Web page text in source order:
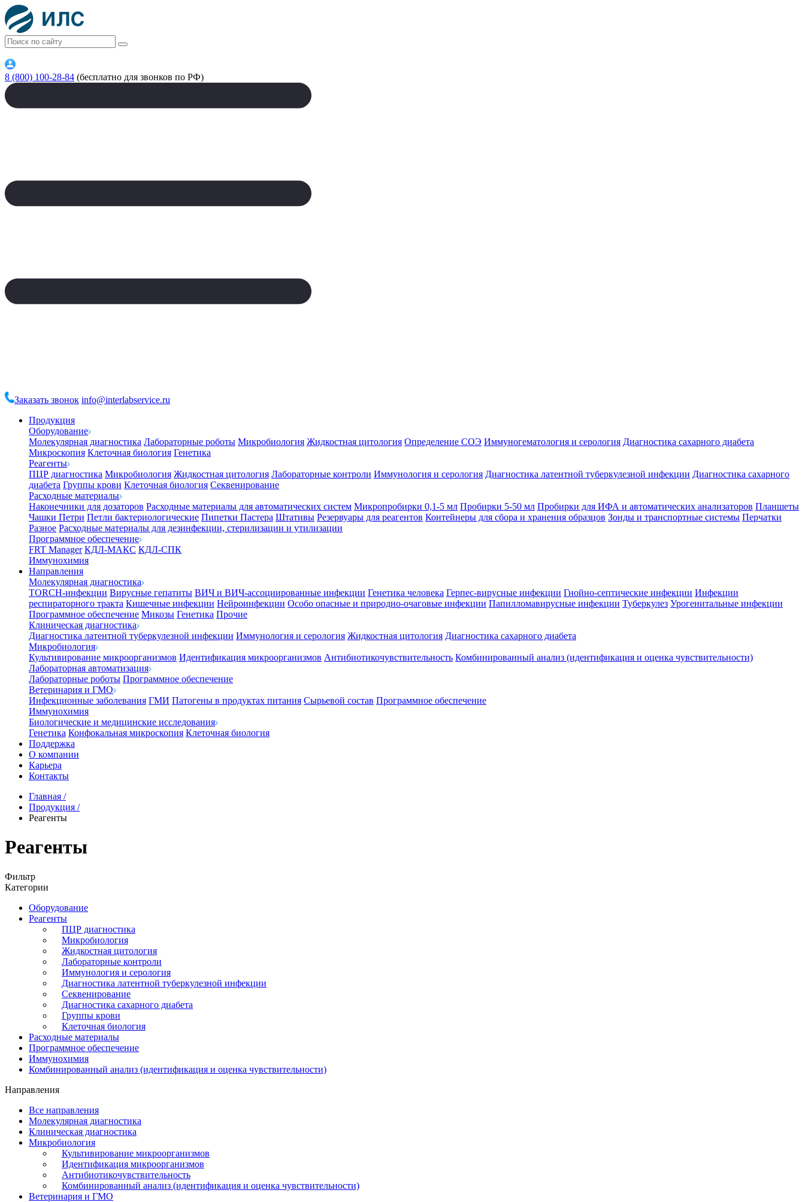
8 (800) 100-28-84 (бесплатно для звонков по РФ)
Заказать звонок info@interlabservice.ru
Продукция
Оборудование
Молекулярная диагностика Лабораторные роботы Микробиология Жидкостная цитология Определение СОЭ Иммуногематология и серология Диагностика сахарного диабета
Микроскопия Клеточная биология Генетика
Реагенты
ПЦР диагностика Микробиология Жидкостная цитология Лабораторные контроли Иммунология и серология Диагностика латентной туберкулезной инфекции Диагностика сахарного
диабета Группы крови Клеточная биология Секвенирование
Расходные материалы
Наконечники для дозаторов Расходные материалы для автоматических систем Микропробирки 0,1-5 мл Пробирки 5-50 мл Пробирки для ИФА и автоматических анализаторов Планшеты
Чашки Петри Петли бактериологические Пипетки Пастера Штативы Резервуары для реагентов Контейнеры для сбора и хранения образцов Зонды и транспортные системы Перчатки
Разное Расходные материалы для дезинфекции, стерилизации и утилизации
Программное обеспечение
FRT Manager КДЛ-МАКС КДЛ-СПК
Иммунохимия
Направления
Молекулярная диагностика
TORCH-инфекции Вирусные гепатиты ВИЧ и ВИЧ-ассоциированные инфекции Генетика человека Герпес-вирусные инфекции Гнойно-септические инфекции Инфекции
респираторного тракта Кишечные инфекции Нейроинфекции Особо опасные и природно-очаговые инфекции Папилломавирусные инфекции Туберкулез Урогенитальные инфекции
Программное обеспечение Микозы Генетика Прочие
Клиническая диагностика
Диагностика латентной туберкулезной инфекции Иммунология и серология Жидкостная цитология Диагностика сахарного диабета
Микробиология
Культивирование микроорганизмов Идентификация микроорганизмов Антибиотикочувствительность Комбинированный анализ (идентификация и оценка чувствительности)
Лабораторная автоматизация
Лабораторные роботы Программное обеспечение
Ветеринария и ГМО
Инфекционные заболевания ГМИ Патогены в продуктах питания Сырьевой состав Программное обеспечение
Иммунохимия
Биологические и медицинские исследования
Генетика Конфокальная микроскопия Клеточная биология
Поддержка
О компании
Карьера
Контакты
Главная /
Продукция /
Реагенты
Реагенты
Фильтр
Категории
Оборудование
Реагенты
ПЦР диагностика
Микробиология
Жидкостная цитология
Лабораторные контроли
Иммунология и серология
Диагностика латентной туберкулезной инфекции
Секвенирование
Диагностика сахарного диабета
Группы крови
Клеточная биология
Расходные материалы
Программное обеспечение
Иммунохимия
Комбинированный анализ (идентификация и оценка чувствительности)
Направления
Все направления
Молекулярная диагностика
Клиническая диагностика
Микробиология
Культивирование микроорганизмов
Идентификация микроорганизмов
Антибиотикочувствительность
Комбинированный анализ (идентификация и оценка чувствительности)
Ветеринария и ГМО